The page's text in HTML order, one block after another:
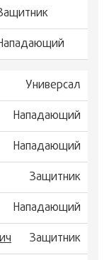
Универсал
Нападающий
Нападающий
Защитник
Нападающий
Защитник